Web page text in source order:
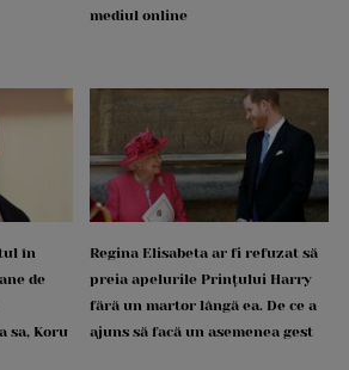
mediul online
în
de
sa, Koru
Regina Elisabeta ar fi refuzat să
preia apelurile Prințului Harry
fără un martor lângă ea. De ce a
ajuns să facă un asemenea gest